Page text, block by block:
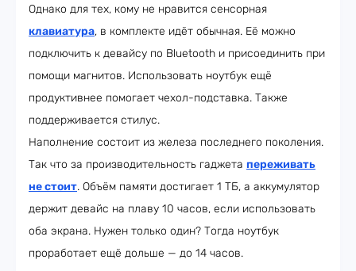
Однако для тех, кому не нравится сенсорная
клавиатура, в комплекте идёт обычная. Её можно
подключить к девайсу по Bluetooth и присоединить при
помощи магнитов. Использовать ноутбук ещё
продуктивнее помогает чехол-подставка. Также
поддерживается стилус.
Наполнение состоит из железа последнего поколения.
Так что за производительность гаджета переживать
не стоит. Объём памяти достигает 1 ТБ, а аккумулятор
держит девайс на плаву 10 часов, если использовать
оба экрана. Нужен только один? Тогда ноутбук
проработает ещё дольше — до 14 часов.